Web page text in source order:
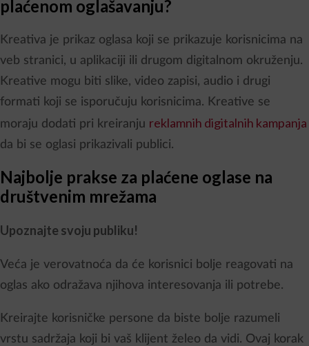
plaćenom oglašavanju?
Kreativa je prikaz oglasa koji se prikazuje korisnicima na
veb stranici, u aplikaciji ili drugom digitalnom okruženju.
Kreative mogu biti slike, video zapisi, audio i drugi
formati koji se isporučuju korisnicima. Kreative se
moraju dodati pri kreiranju reklamnih digitalnih kampanja
da bi se oglasi prikazivali publici.
Najbolje prakse za plaćene oglase na
društvenim mrežama
Upoznajte svoju publiku!
Veća je verovatnoća da će korisnici bolje reagovati na
oglas ako odražava njihova interesovanja ili potrebe.
Kreirajte korisničke persone da biste bolje razumeli
vrstu sadržaja koji bi vaš klijent želeo da vidi. Ovaj korak